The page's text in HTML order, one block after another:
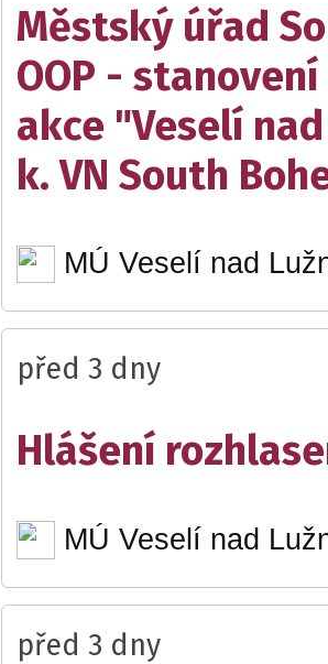
Městský úřad
OOP -
akce "Veselí
k. VN South
MÚ Veselí nad
před 3 dny
Hlášení
MÚ Veselí nad
před 3 dny